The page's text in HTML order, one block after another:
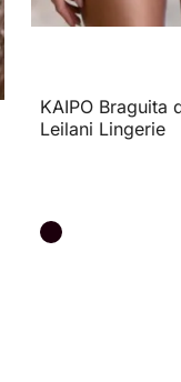
KAIPO Braguita
Leilani Lingerie